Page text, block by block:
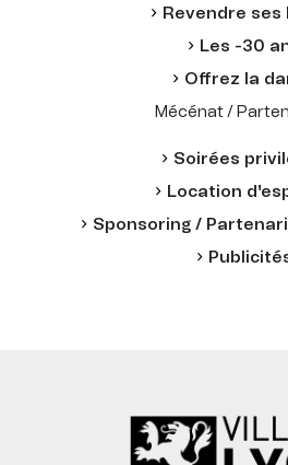
Revendre ses
Les -30
Offrez la
Mécénat /
Soirées
Location
Sponsoring /